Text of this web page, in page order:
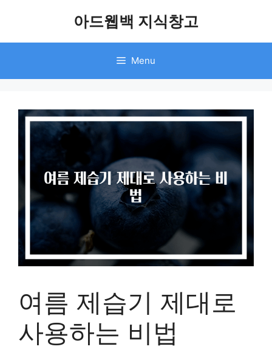
아드웹백 지식창고
Menu
여름 제습기 제대로
사용하는 비법